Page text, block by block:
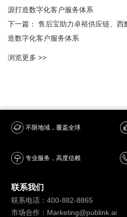
源打造数字化客户服务体系
下一篇： 售后宝助力卓裕供应链、
造数字化客户服务体系
浏览更多 >>
不限地域，覆盖全球
专业服务，高度信赖
联系我们
联系电话：400-882-8865
市场合作：Marketing@publink.ai